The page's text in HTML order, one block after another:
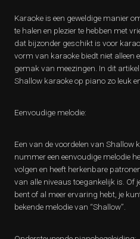
Karaoke is een geweldige manier
te halen en plezier te hebben met
dat bijzonder geschikt is voor
vorm van karaoke biedt niet alleen
gemak van meezingen. In dit
Shallow karaoke op piano zo leuk
Eenvoudige melodie:
Een van de voordelen van Shallow
nummer een eenvoudige melodie
volgen en heeft herkenbare
van alle niveaus toegankelijk is. Of
bent of al meer ervaring hebt, je
bekende melodie van “Shallow”.